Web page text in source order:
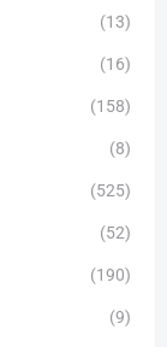
(13)
(16)
(158)
(8)
(525)
(52)
(190)
(9)